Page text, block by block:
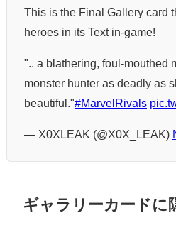
This is the Final Gallery card
heroes in its Text in-game!
".. a blathering, foul-mouthed
monster hunter as deadly as
beautiful."#MarvelRivals
— X0XLEAK (@X0X_LEAK)
ギャラリーカードに